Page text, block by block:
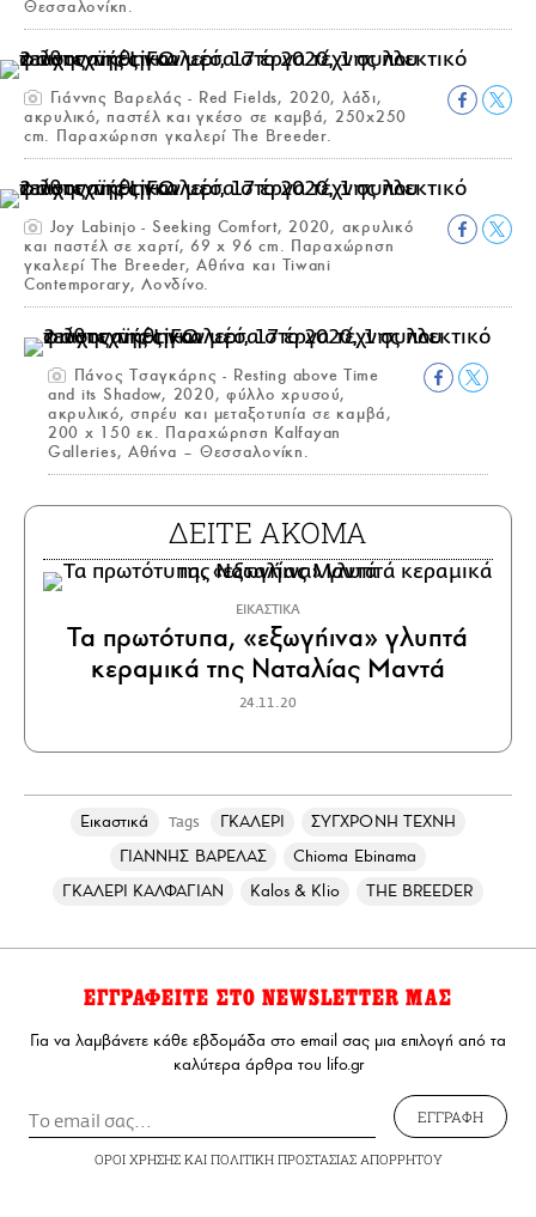
Θεσσαλονίκη.
Γιάννης Βαρελάς - Red Fields, 2020, λάδι,
ακρυλικό, παστέλ και γκέσο σε καμβά, 250x250
cm. Παραχώρηση γκαλερί The Breeder.
Joy Labinjo - Seeking Comfort, 2020, ακρυλικό
και παστέλ σε χαρτί, 69 x 96 cm. Παραχώρηση
γκαλερί The Breeder, Αθήνα και Tiwani
Contemporary, Λονδίνο.
Πάνος Τσαγκάρης - Resting above Time
and its Shadow, 2020, φύλλο χρυσού,
ακρυλικό, σπρέυ και μεταξοτυπία σε καμβά,
200 x 150 εκ. Παραχώρηση Kalfayan
Galleries, Αθήνα – Θεσσαλονίκη.
ΔΕΙΤΕ ΑΚΟΜΑ
ΕΙΚΑΣΤΙΚΑ
Τα πρωτότυπα, «εξωγήινα» γλυπτά
κεραμικά της Ναταλίας Μαντά
24.11.20
Εικαστικά Tags ΓΚΑΛΕΡΙ
ΣΥΓΧΡΟΝΗ ΤΕΧΝΗ
ΓΙΑΝΝΗΣ ΒΑΡΕΛΑΣ
Chioma Ebinama
ΓΚΑΛΕΡΙ ΚΑΛΦΑΓΙΑΝ
Kalos & Klio THE BREEDER
ΕΓΓΡΑΦΕΙΤΕ ΣΤΟ NEWSLETTER ΜΑΣ
Για να λαμβάνετε κάθε εβδομάδα στο email σας μια επιλογή από τα
καλύτερα άρθρα του lifo.gr
ΕΓΓΡΑΦΗ
ΟΡΟΙ ΧΡΗΣΗΣΚΑΙ ΠΟΛΙΤΙΚΗ ΠΡΟΣΤΑΣΙΑΣ ΑΠΟΡΡΗΤΟΥ